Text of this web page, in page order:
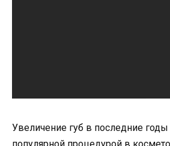
Увеличение губ в последние годы